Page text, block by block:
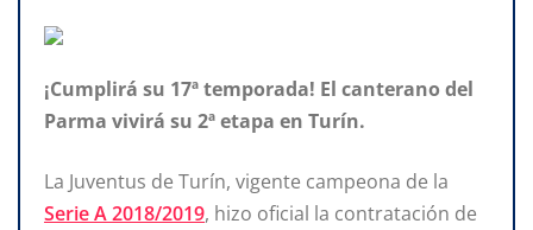
¡Cumplirá su 17ª temporada! El canterano del
Parma vivirá su 2ª etapa en Turín.
La Juventus de Turín, vigente campeona de la
Serie A 2018/2019, hizo oficial la contratación de